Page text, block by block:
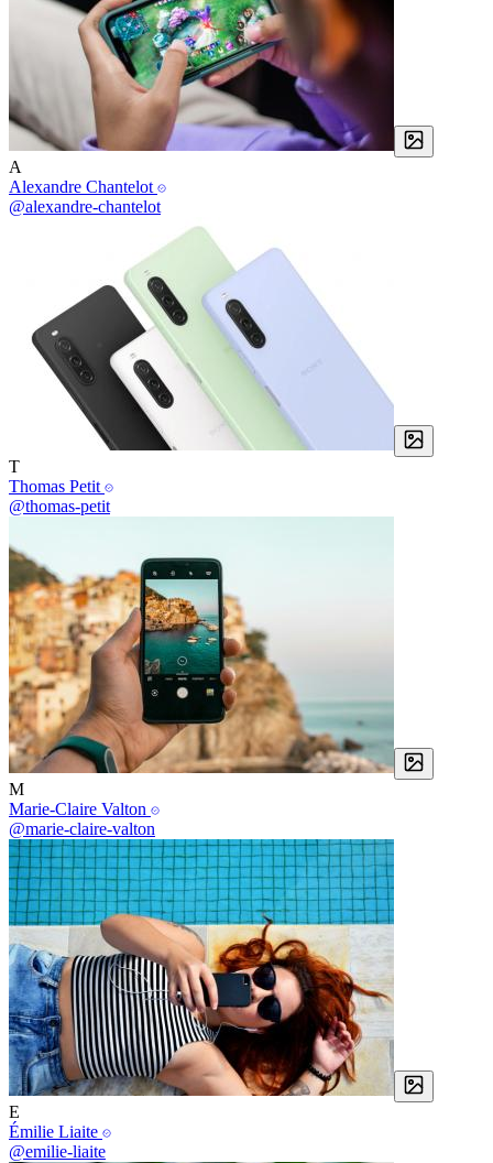
A
Alexandre Chantelot
@alexandre-chantelot
T
Thomas Petit
@thomas-petit
M
Marie-Claire Valton
@marie-claire-valton
E
Émilie Liaite
@emilie-liaite